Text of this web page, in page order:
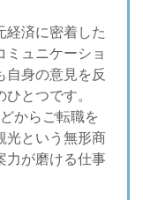
経済に密着した
ミュニケーショ
自身の意見を反
とつです。
からご転職を
光という無形商
力が磨ける仕事